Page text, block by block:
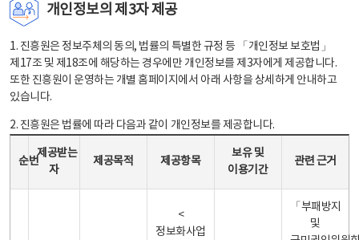
개인정보의 제3자 제공
1. 진흥원은 정보주체의 동의, 법률의 특별한 규정 등 「개인정보 보호법」
제17조 및 제18조에 해당하는 경우에만 개인정보를 제3자에게 제공합니다.
또한 진흥원이 운영하는 개별 홈페이지에서 아래 사항을 상세하게 안내하고
있습니다.
2. 진흥원은 법률에 따라 다음과 같이 개인정보를 제공합니다.
순번
제공받는
자
제공목적 제공항목
보유 및
이용기간
관련 근거
<
정보화사업
「부패방지
및